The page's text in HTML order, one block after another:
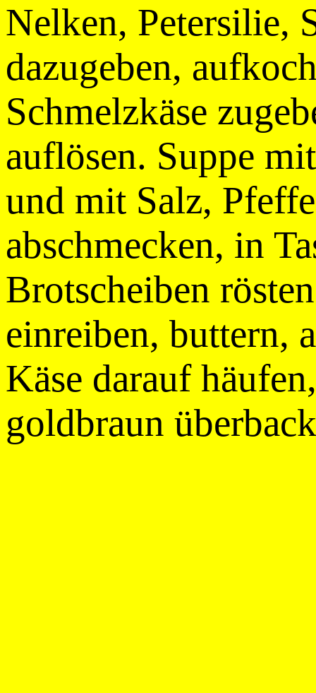
Nelken, Petersilie,
dazugeben,
Schmelzkäse
auflösen. Suppe
und mit Salz,
abschmecken, in
Brotscheiben
einreiben, buttern,
Käse darauf
goldbraun